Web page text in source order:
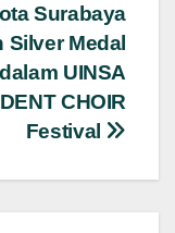
Surabaya
Silver Medal
dalam UINSA
CHOIR
Festival